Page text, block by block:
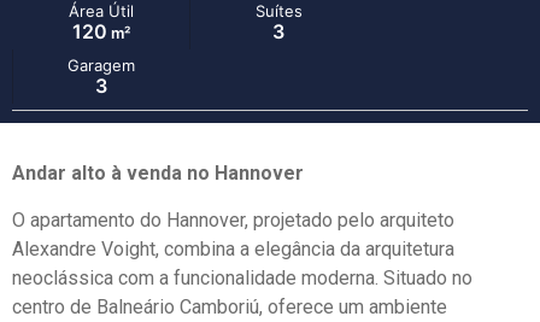
Área Útil
120 m²
Suítes
3
Garagem
3
Andar alto à venda no Hannover
O apartamento do Hannover, projetado pelo arquiteto
Alexandre Voight, combina a elegância da arquitetura
neoclássica com a funcionalidade moderna. Situado no
centro de Balneário Camboriú, oferece um ambiente